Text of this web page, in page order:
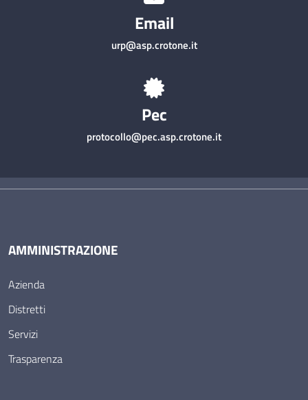
Email
urp@asp.crotone.it
Pec
protocollo@pec.asp.crotone.it
AMMINISTRAZIONE
Azienda
Distretti
Servizi
Trasparenza